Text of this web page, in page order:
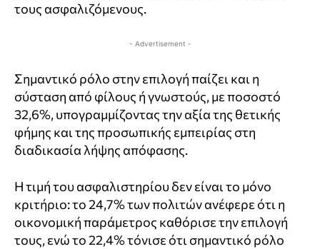
τους ασφαλιζόμενους.
- Advertisement -
Σημαντικό ρόλο στην επιλογή παίζει και η
σύσταση από φίλους ή γνωστούς, με ποσοστό
32,6%, υπογραμμίζοντας την αξία της θετικής
φήμης και της προσωπικής εμπειρίας στη
διαδικασία λήψης απόφασης.
Η τιμή του ασφαλιστηρίου δεν είναι το μόνο
κριτήριο: το 24,7% των πολιτών ανέφερε ότι η
οικονομική παράμετρος καθόρισε την επιλογή
τους, ενώ το 22,4% τόνισε ότι σημαντικό ρόλο